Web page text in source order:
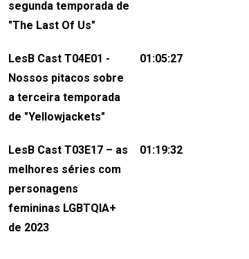
não esqueça de visitar nosso site e
sociais:Twitter: ⁠⁠⁠⁠@lesbout_br⁠⁠⁠⁠ Instagram:
do LesB Cast:Apresentação de
Karolen Passos
(⁠⁠⁠⁠⁠⁠@KarolenPassos⁠⁠⁠⁠⁠⁠)Participação de
Pollyelly FlorêncioEdição de Naiady
Machado
segunda temporada de
"The Last Of Us"
LesB Cast T04E01 -
Nossos pitacos sobre
a terceira temporada
de "Yellowjackets"
01:05:27
LesB Cast T03E17 – as
melhores séries com
personagens
femininas LGBTQIA+
de 2023
01:19:32